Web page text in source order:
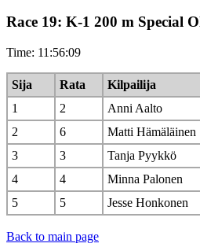
Race 19: K-1 200 m Special
Time: 11:56:09
Sija Rata
Kilpailija
1
2
Anni Aalto
2
6
Matti Hämäläinen
3
3
Tanja Pyykkö
4
4
Minna Palonen
5
5 Jesse Honkonen
Back to main page